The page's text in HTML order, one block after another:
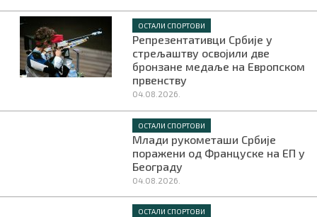
ОСТАЛИ СПОРТОВИ
Репрезентативци Србије у
стрељаштву освојили две
бронзане медаље на Европском
првенству
04.08.2026.
ОСТАЛИ СПОРТОВИ
Млади рукометаши Србије
поражени од Француске на ЕП у
Београду
04.08.2026.
ОСТАЛИ СПОРТОВИ